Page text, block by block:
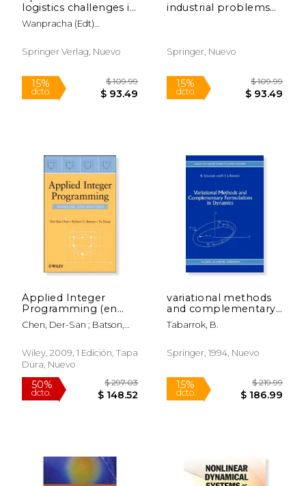
15%
dcto. $ 46.74
15%
dcto. $
logistics challenges in
the enterprise
Wanpracha (edt)
Springer Verlag, Nuevo
industrial problems
Springer, Nuevo
Applied Integer
Programming (en
Inglés)
Chen, Der-San ; Batson,
Wiley, 2009, 1 Edición, Tapa
Dura, Nuevo
variational methods
and complementary
formulations in
dynamics (en Inglés)
Tabarrok, B.
Springer, 1994, Nuevo